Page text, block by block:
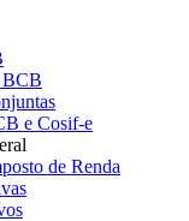
BCB
e Cosif-e
de Renda